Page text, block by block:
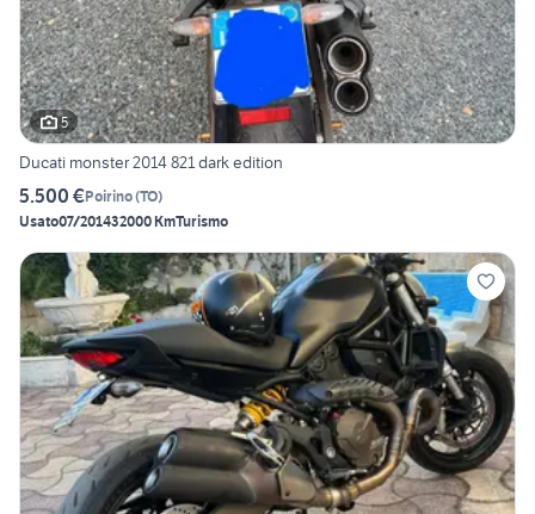
5
Ducati monster 2014 821 dark edition
5.500 €Poirino(TO)
Usato07/201432000 KmTurismo